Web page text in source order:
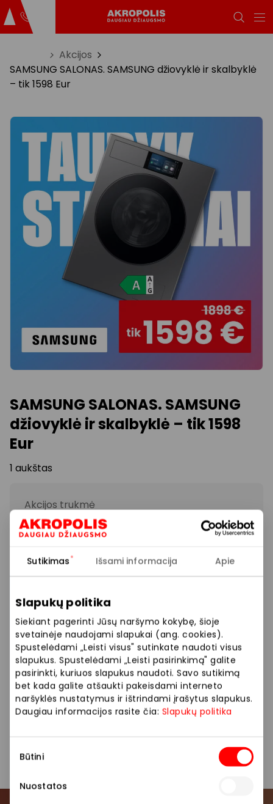
Sutikimas Išsami informacija Apie
Slapukų politika
Siekiant pagerinti Jūsų naršymo kokybę, šioje
svetainėje naudojami slapukai (ang. cookies).
Spustelėdami „Leisti visus" sutinkate naudoti visus
slapukus. Spustelėdami „Leisti pasirinkimą" galite
pasirinkti, kuriuos slapukus naudoti. Savo sutikimą
bet kada galite atšaukti pakeisdami interneto
naršyklės nustatymus ir ištrindami įrašytus slapukus.
Daugiau informacijos rasite čia: Slapukų politika
pasirinkimas
Būtini
Nuostatos
Akcijos
SAMSUNG SALONAS. SAMSUNG džiovyklė ir skalbyklė
– tik 1598 Eur
SAMSUNG SALONAS. SAMSUNG
džiovyklė ir skalbyklė – tik 1598
Eur
1 aukštas
Akcijos trukmė
Nuo 2026.04.13iki2026.05.03
Rodyti lokaciją žemėlapyje
Džiovyklė „Samsung DV90F09 9 KG Silver“ 999 Eur
+ skalbyklė „Samsung WF90F24 9 KG“ 899 Eur
– 300 Eur nuolaida perkant kartu
= komplektas 1598 Eur
Pasiūlymas galioja 2026 04 13-05 03 Vilniaus ir
Klaipėdos AKROPOLIO SAMSUNG salone,
pirkdami džiovyklę ir skalbyklę kartu sutaupote